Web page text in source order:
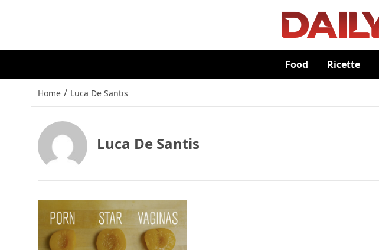
Food Ricette
Home / Luca De Santis
Luca De Santis